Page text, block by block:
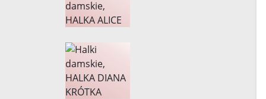
160,03 zł
141,52 zł
do
koszyka
Dodaj
do
koszyka